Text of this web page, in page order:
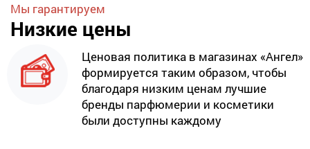
Мы гарантируем
Низкие цены
Ценовая политика в магазинах «Ангел»
формируется таким образом, чтобы
благодаря низким ценам лучшие
бренды парфюмерии и косметики
были доступны каждому